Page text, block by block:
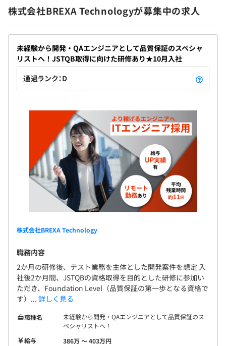
・AI、データサイエンススキル
■概要
大手電機メーカーが独自開発しようとしている、サイト運
営時にユーザー行動等を分析し、
そのサイト訪問者の特性を統合管理できるデータプラット
フォームの開発
■要素技術（要素業務知識）
TS、JS、Python、HTML5／CSS、Angular、AWS各種サ
ービス、メモリDB（特殊なメモリデータベース）
■身につくスキル
・品質改善提案スキル（品質不良からのスタートになった
・プロジェクトマネジメントスキル
・比較的モダンな開発スキル
＜キャリア支援＞
・資格取得支援制度…受験費用負担、祝い金あり
・キャリアアドバイザー制度
・eラーニング
・オンライン英会話
賞与：年2回（7月・12月）
昇給査定：年2回（4月/10月）
【明確なポイント制度で、納得感のある評価制度を実現】
エンジニア一人ひとりに経験やスキルに応じた「累積経験
値」「グレード」を設定。
評価項目ごとに明確な基準が用意されているため、
納得感ある評価を受けられます。
給与アップのために必要な行動を自身で把握できるので、
自身のスピードで計画的にキャリアアップを目指せます。
社会保険（雇用・労災・健康・厚生年金）
無期雇用
試用期間：3ヶ月（条件の変更無し）
株式会社BREXA Technologyが募集中の求人
未経験から開発・QAエンジニアとして品質保証のスペシャ
リストへ！JSTQB取得に向けた研修あり★10月入社
通過ランク：D
株式会社BREXA Technology
職務内容
2か月の研修後、テスト業務を主体とした開発案件を想定 入
社後2か月間、JSTQBの資格取得を目的とした研修に参加い
ただき、Foundation Level（品質保証の第一歩となる資格で
す）... 詳しく見る
職種名
未経験から開発・QAエンジニアとして品質保証のス
ペシャリストへ！
給与
386万 〜 403万円